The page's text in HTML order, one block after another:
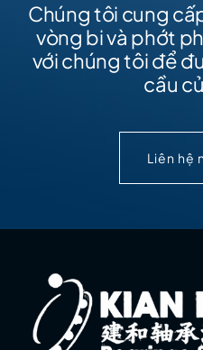
Chúng tôi cung
vòng bi và phớt
với chúng tôi để
cầu
Liên hệ